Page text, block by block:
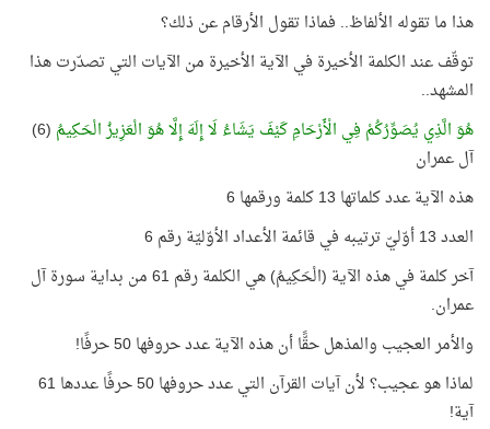
هذا ما تقوله الألفاظ.. فماذا تقول الأرقام عن ذلك؟
توقّف عند الكلمة الأخيرة في الآية الأخيرة من الآيات التي تصدّرت هذا
المشهد..
هُوَ الَّذِي يُصَوِّرُكُمْ فِي الْأَرْحَامِ كَيْفَ يَشَاءُ لَا إِلَهَ إِلَّا هُوَ الْعَزِيزُ الْحَكِيمُ
(6)
آل عمران
هذه الآية عدد كلماتها 13 كلمة ورقمها 6
العدد 13 أوّليّ ترتيبه في قائمة الأعداد الأوّليّة رقم 6
آخر كلمة في هذه الآية (الْحَكِيمُ) هي الكلمة رقم 61 من بداية سورة آل
عمران.
والأمر العجيب والمذهل حقًّا أن هذه الآية عدد حروفها 50 حرفًا
!
لماذا هو عجيب؟ لأن آيات القرآن التي عدد حروفها 50 حرفًا عددها 61
آية!